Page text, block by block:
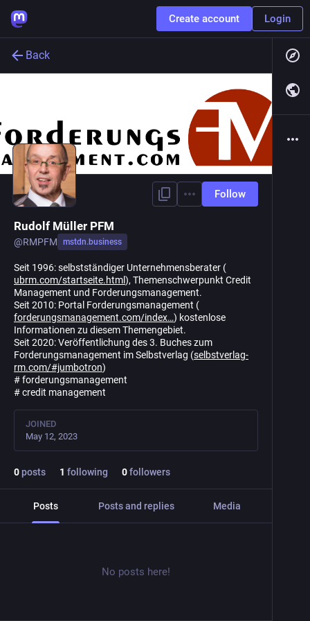
Create account Login
Back
Follow
Rudolf Müller PFM
@RMPFM mstdn.business
Seit 1996: selbstständiger Unternehmensberater (
ubrm.com/startseite.html), Themenschwerpunkt Credit
Management und Forderungsmanagement.
Seit 2010: Portal Forderungsmanagement (
forderungsmanagement.com/index ) kostenlose
Informationen zu diesem Themengebiet.
Seit 2020: Veröffentlichung des 3. Buches zum
Forderungsmanagement im Selbstverlag (selbstverlag-
rm.com/#jumbotron)
# forderungsmanagement
# credit management
JOINED
May 12, 2023
0posts 1 following 0followers
Posts Posts and replies Media
No posts here!